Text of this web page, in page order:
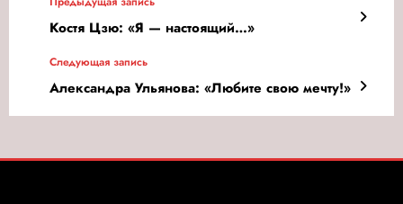
Костя Цзю: «Я — настоящий…»
Следующая запись
Александра Ульянова: «Любите свою мечту!»